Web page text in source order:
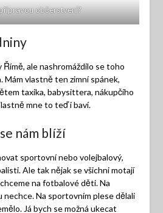
občerstvení?
ale nashromáždilo se toho
Mám vlastně ten zimní spánek,
taxika, babysittera, nákupčího
mne to teď i baví.
nám blíží
sportovní nebo volejbalový,
Ale tak nějak se všichni motají
na fotbalové děti. Na
nechce. Na sportovním plese dělali
Já bych se možná ukecat